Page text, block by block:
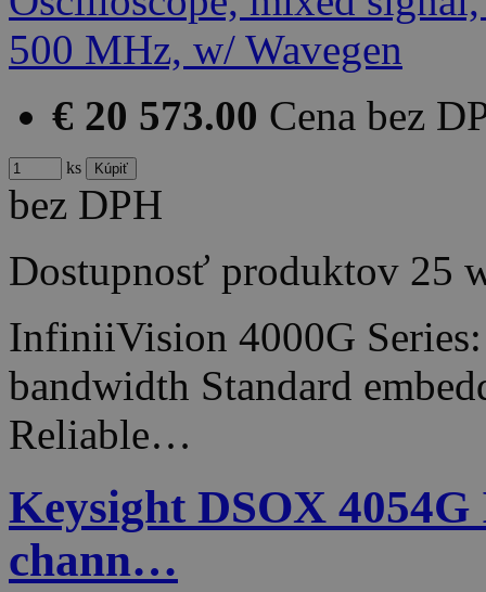
€ 20 573.00 Cena bez
ks
bez DPH
Dostupnosť produktov 25
InfiniiVision 4000G
bandwidth Standard
Reliable…
Keysight DSOX
chann…